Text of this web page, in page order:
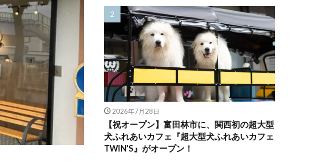
2026年7月28日
【祝オープン】富田林市に、関西初の超大型
犬ふれあいカフェ『超大型犬ふれあいカフェ
TWIN’S』がオープン！